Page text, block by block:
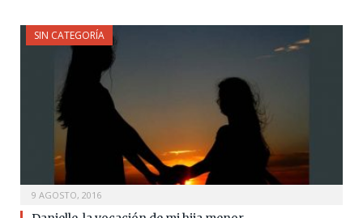
SIN CATEGORÍA
9 AGOSTO, 2016